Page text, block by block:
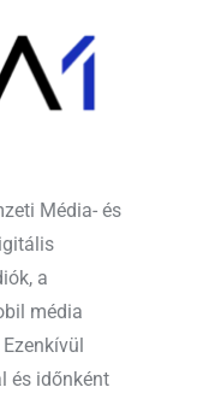
Média- és
a
média
és időnként